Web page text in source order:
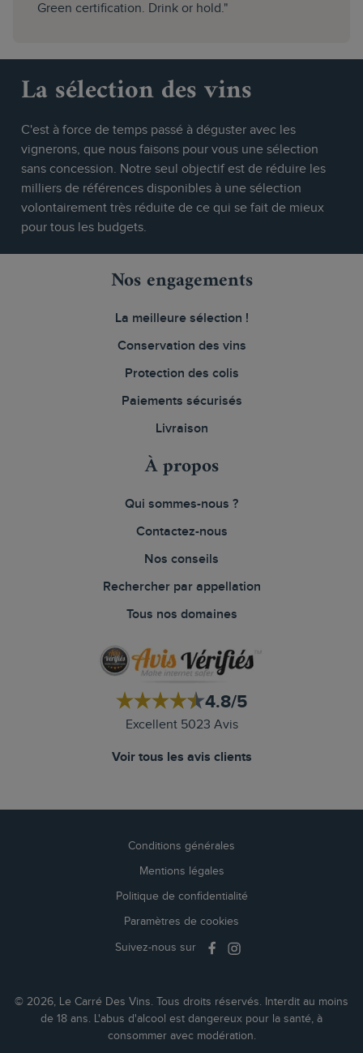
Green certification. Drink or hold."
La sélection des vins
C'est à force de temps passé à déguster avec les
vignerons, que nous faisons pour vous une sélection
sans concession. Notre seul objectif est de réduire les
milliers de références disponibles à une sélection
volontairement très réduite de ce qui se fait de mieux
pour tous les budgets.
Nos engagements
La meilleure sélection !
Conservation des vins
Protection des colis
Paiements sécurisés
Livraison
À propos
Qui sommes-nous ?
Contactez-nous
Nos conseils
Rechercher par appellation
Tous nos domaines
4.8/5
Excellent 5023 Avis
Voir tous les avis clients
Conditions générales
Mentions légales
Politique de confidentialité
Paramètres de cookies
Suivez-nous sur
© 2026, Le Carré Des Vins. Tous droits réservés. Interdit au moins
de 18 ans. L'abus d'alcool est dangereux pour la santé, à
consommer avec modération.